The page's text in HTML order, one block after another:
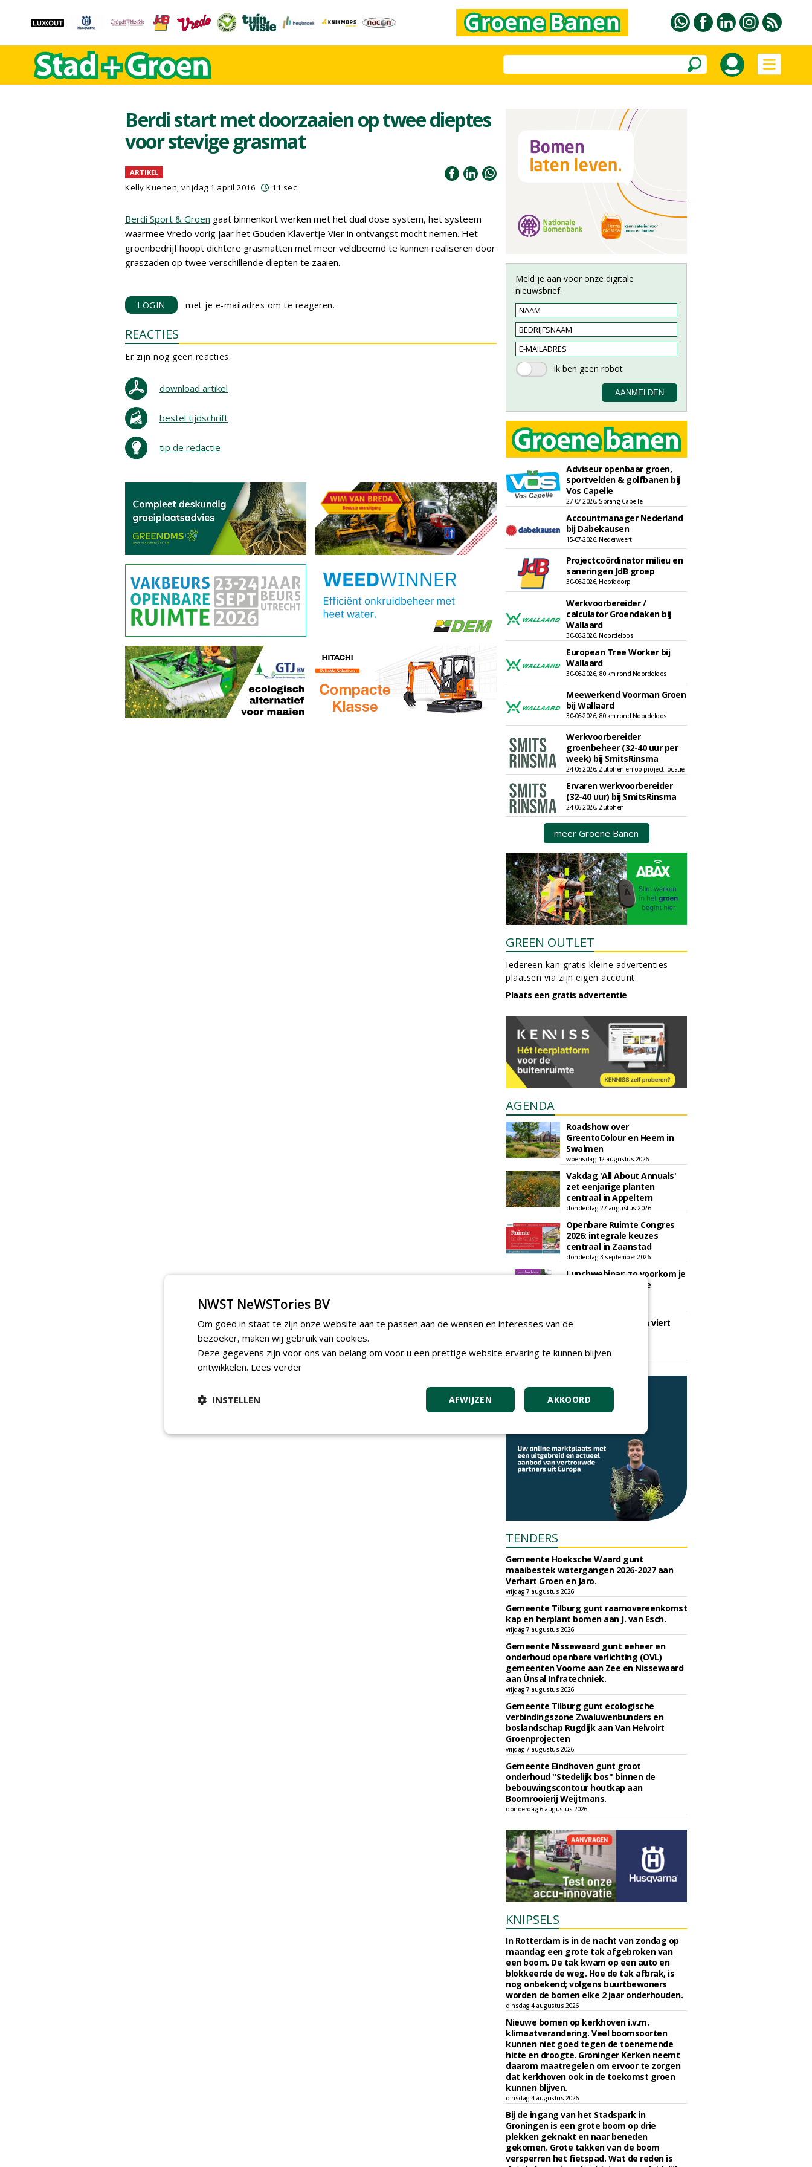
Berdi start met doorzaaien op twee dieptes
voor stevige grasmat
ARTIKEL
Kelly Kuenen, vrijdag 1 april 2016 11 sec
Berdi Sport & Groen gaat binnenkort werken met het dual dose system, het systeem
waarmee Vredo vorig jaar het Gouden Klavertje Vier in ontvangst mocht nemen. Het
groenbedrijf hoopt dichtere grasmatten met meer veldbeemd te kunnen realiseren door
graszaden op twee verschillende diepten te zaaien.
LOGIN met je e-mailadres om te reageren.
REACTIES
Er zijn nog geen reacties.
download artikel
bestel tijdschrift
tip de redactie
Meld je aan voor onze digitale
nieuwsbrief.
Adviseur openbaar groen,
sportvelden & golfbanen bij
Vos Capelle
27-07-2026, Sprang-Capelle
Accountmanager Nederland
bij Dabekausen
15-07-2026, Nederweert
Projectcoördinator milieu en
saneringen JdB groep
30-06-2026, Hoofddorp
Werkvoorbereider /
calculator Groendaken bij
Wallaard
30-06-2026, Noordeloos
European Tree Worker bij
Wallaard
30-06-2026, 80 km rond Noordeloos
Meewerkend Voorman Groen
bij Wallaard
30-06-2026, 80 km rond Noordeloos
Werkvoorbereider
groenbeheer (32-40 uur per
week) bij SmitsRinsma
24-06-2026, Zutphen en op project locatie
Ervaren werkvoorbereider
(32-40 uur) bij SmitsRinsma
24-06-2026, Zutphen
meer Groene Banen
GREEN OUTLET
Iedereen kan gratis kleine advertenties
plaatsen via zijn eigen account.
Plaats een gratis advertentie
AGENDA
Roadshow over
GreentoColour en Heem in
Swalmen
woensdag 12 augustus 2026
Vakdag 'All About Annuals'
zet eenjarige planten
centraal in Appeltern
donderdag 27 augustus 2026
Openbare Ruimte Congres
2026: integrale keuzes
centraal in Zaanstad
donderdag 3 september 2026
Lunchwebinar: zo voorkom je
dat natuurinclusieve
Rooftop Symposium viert
vrijdag 18 september 2026
TENDERS
Gemeente Hoeksche Waard gunt
maaibestek watergangen 2026-2027 aan
Verhart Groen en Jaro.
vrijdag 7 augustus 2026
Gemeente Tilburg gunt raamovereenkomst
kap en herplant bomen aan J. van Esch.
vrijdag 7 augustus 2026
Gemeente Nissewaard gunt eeheer en
onderhoud openbare verlichting (OVL)
gemeenten Voorne aan Zee en Nissewaard
aan Ünsal Infratechniek.
vrijdag 7 augustus 2026
Gemeente Tilburg gunt ecologische
verbindingszone Zwaluwenbunders en
boslandschap Rugdijk aan Van Helvoirt
Groenprojecten
vrijdag 7 augustus 2026
Gemeente Eindhoven gunt groot
onderhoud ''Stedelijk bos'' binnen de
bebouwingscontour houtkap aan
Boomrooierij Weijtmans.
donderdag 6 augustus 2026
KNIPSELS
In Rotterdam is in de nacht van zondag op
maandag een grote tak afgebroken van
een boom. De tak kwam op een auto en
blokkeerde de weg. Hoe de tak afbrak, is
nog onbekend; volgens buurtbewoners
worden de bomen elke 2 jaar onderhouden.
dinsdag 4 augustus 2026
Nieuwe bomen op kerkhoven i.v.m.
klimaatverandering. Veel boomsoorten
kunnen niet goed tegen de toenemende
hitte en droogte. Groninger Kerken neemt
daarom maatregelen om ervoor te zorgen
dat kerkhoven ook in de toekomst groen
kunnen blijven.
dinsdag 4 augustus 2026
Bij de ingang van het Stadspark in
Groningen is een grote boom op drie
plekken geknakt en naar beneden
gekomen. Grote takken van de boom
versperren het fietspad. Wat de reden is
NWST NeWSTories BV
Om goed in staat te zijn onze website aan te passen aan de wensen en interesses van de
bezoeker, maken wij gebruik van cookies.
Deze gegevens zijn voor ons van belang om voor u een prettige website ervaring te kunnen blijven
ontwikkelen. Lees verder
AKKOORD
AFWIJZEN
INSTELLEN